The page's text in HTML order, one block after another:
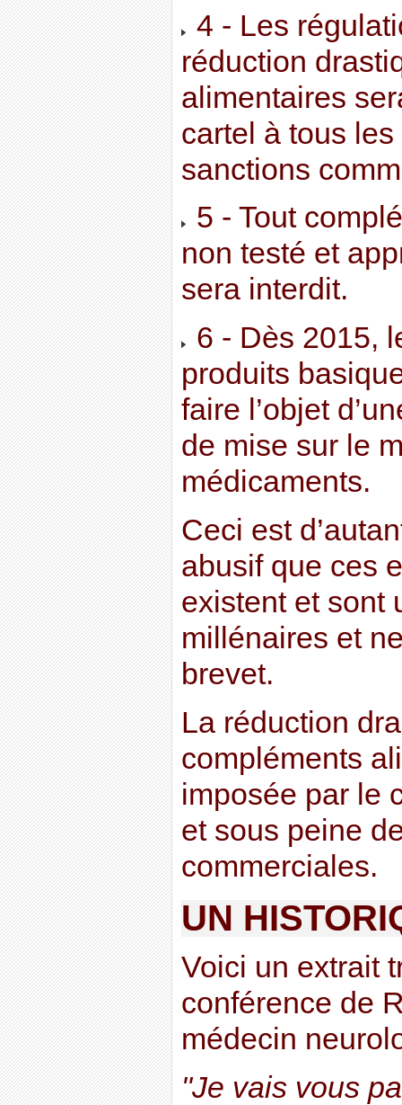
4 - Les
réduction
alimentaires
cartel à tous
sanctions
5 - Tout
non testé et
sera interdit.
6 - Dès 2015,
produits
faire l’objet
de mise sur le
médicaments.
Ceci est
abusif que ces
existent et sont
millénaires et
brevet.
La réduction
compléments
imposée par le
et sous peine
commerciales.
UN
Voici un extrait
conférence de
médecin
"Je vais vous